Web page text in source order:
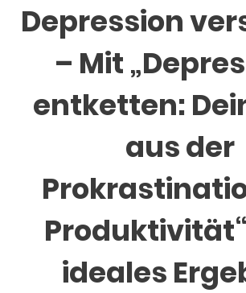
Depression
– Mit
entketten:
aus der
ideales